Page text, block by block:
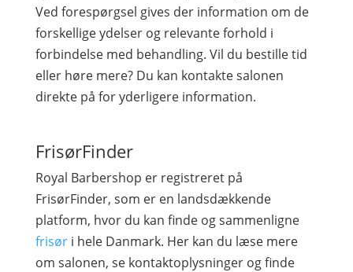
Ved forespørgsel gives der information om de
forskellige ydelser og relevante forhold i
forbindelse med behandling. Vil du bestille tid
eller høre mere? Du kan kontakte salonen
direkte på for yderligere information.
FrisørFinder
Royal Barbershop er registreret på
FrisørFinder, som er en landsdækkende
platform, hvor du kan finde og sammenligne
frisøri hele Danmark. Her kan du læse mere
om salonen, se kontaktoplysninger og finde